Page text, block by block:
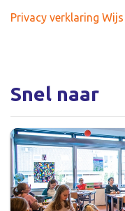
Privacy verklaring Wijs
Snel naar